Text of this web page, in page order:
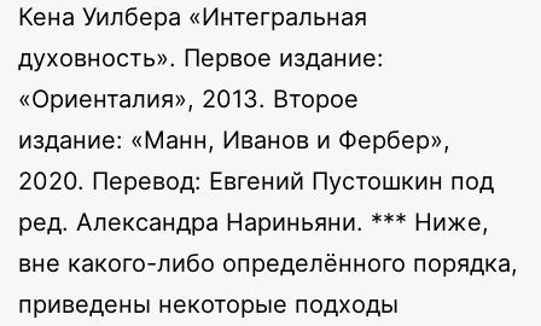
Кена Уилбера «Интегральная
духовность». Первое издание:
«Ориенталия», 2013. Второе
издание: «Манн, Иванов и Фербер»,
2020. Перевод: Евгений Пустошкин под
ред. Александра Нариньяни. *** Ниже,
вне какого-либо определённого порядка,
приведены некоторые подходы